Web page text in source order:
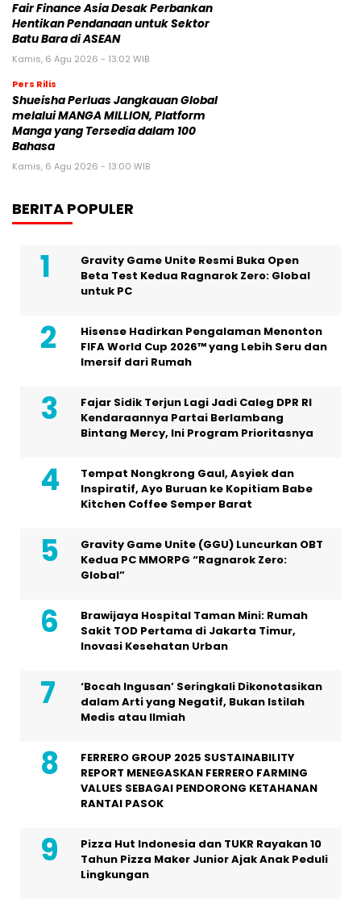
Fair Finance Asia Desak Perbankan
Hentikan Pendanaan untuk Sektor
Batu Bara di ASEAN
Kamis, 6 Agu 2026 - 13:02 WIB
Pers Rilis
Shueisha Perluas Jangkauan Global
melalui MANGA MILLION, Platform
Manga yang Tersedia dalam 100
Bahasa
Kamis, 6 Agu 2026 - 13:00 WIB
BERITA POPULER
Gravity Game Unite Resmi Buka Open
Beta Test Kedua Ragnarok Zero: Global
untuk PC
Hisense Hadirkan Pengalaman Menonton
FIFA World Cup 2026™ yang Lebih Seru dan
Imersif dari Rumah
Fajar Sidik Terjun Lagi Jadi Caleg DPR RI
Kendaraannya Partai Berlambang
Bintang Mercy, Ini Program Prioritasnya
Tempat Nongkrong Gaul, Asyiek dan
Inspiratif, Ayo Buruan ke Kopitiam Babe
Kitchen Coffee Semper Barat
Gravity Game Unite (GGU) Luncurkan OBT
Kedua PC MMORPG “Ragnarok Zero:
Global”
Brawijaya Hospital Taman Mini: Rumah
Sakit TOD Pertama di Jakarta Timur,
Inovasi Kesehatan Urban
‘Bocah Ingusan’ Seringkali Dikonotasikan
dalam Arti yang Negatif, Bukan Istilah
Medis atau Ilmiah
FERRERO GROUP 2025 SUSTAINABILITY
REPORT MENEGASKAN FERRERO FARMING
VALUES SEBAGAI PENDORONG KETAHANAN
RANTAI PASOK
Pizza Hut Indonesia dan TUKR Rayakan 10
Tahun Pizza Maker Junior Ajak Anak Peduli
Lingkungan